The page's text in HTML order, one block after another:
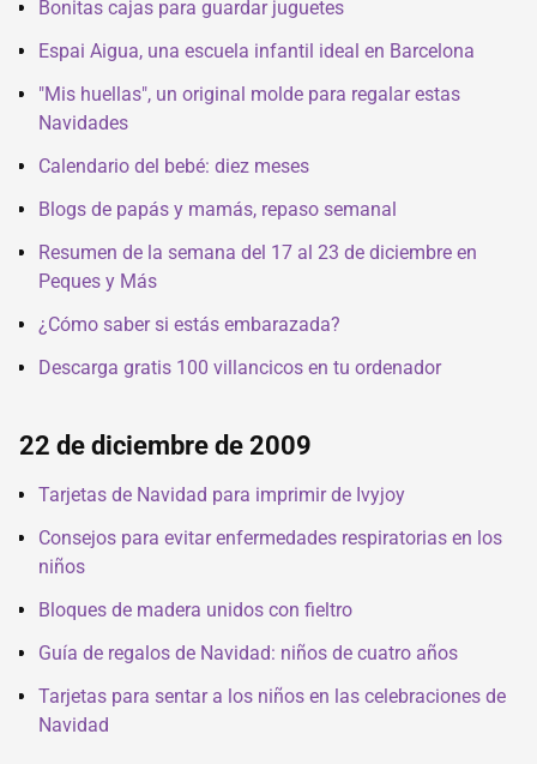
Bonitas cajas para guardar juguetes
Espai Aigua, una escuela infantil ideal en Barcelona
"Mis huellas", un original molde para regalar estas
Navidades
Calendario del bebé: diez meses
Blogs de papás y mamás, repaso semanal
Resumen de la semana del 17 al 23 de diciembre en
Peques y Más
¿Cómo saber si estás embarazada?
Descarga gratis 100 villancicos en tu ordenador
22 de diciembre de 2009
Tarjetas de Navidad para imprimir de Ivyjoy
Consejos para evitar enfermedades respiratorias en los
niños
Bloques de madera unidos con fieltro
Guía de regalos de Navidad: niños de cuatro años
Tarjetas para sentar a los niños en las celebraciones de
Navidad